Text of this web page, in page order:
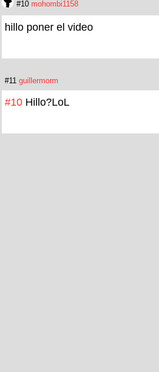
#10 mohombi1158
hillo poner el video
#11 guillermorm
#10 Hillo?LoL